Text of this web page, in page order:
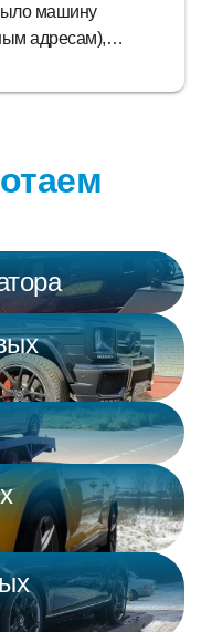
куда вам надо.
- это лучший